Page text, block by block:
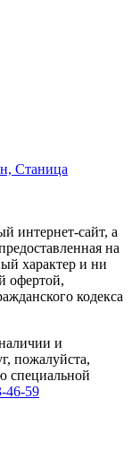
Станица
интернет-сайт, а
на
характер и ни
офертой,
кодекса
и
пожалуйста,
специальной
46-59